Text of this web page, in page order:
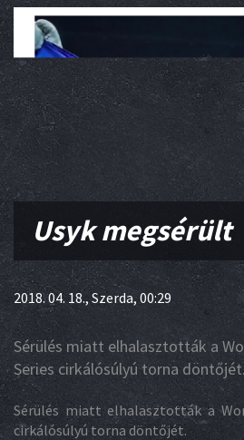
Usyk megsérült
2018. 04. 18., Szerda, 00:29
Sérülés miatt elhalasztották a
Series cirkálósúlyú torna döntőjét.
Sérülés miatt elhalasztották a
cirkálósúlyú torna döntőjét.